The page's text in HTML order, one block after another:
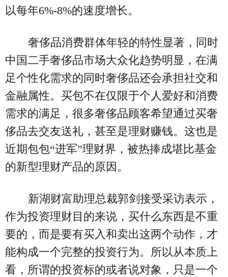
以每年6%-8%的速度增长。
奢侈品消费群体年轻的特性显著，同时
中国二手奢侈品市场大众化趋势明显，在满
足个性化需求的同时奢侈品还会承担社交和
金融属性。买包不在仅限于个人爱好和消费
需求的满足，很多奢侈品顾客希望通过买奢
侈品去交友送礼，甚至是理财赚钱。这也是
近期包包“进军”理财界，被热捧成堪比基金
的新型理财产品的原因。
新湖财富助理总裁郭剑接受采访表示，
作为投资理财目的来说，买什么东西是不重
要的，而是要有买入和卖出这两个动作，才
能构成一个完整的投资行为。所以从本质上
看，所谓的投资标的或者说对象，只是一个